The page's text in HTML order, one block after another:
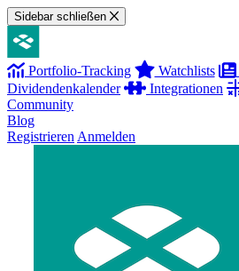
Sidebar schließen
Portfolio-Tracking Watchlists
Dividendenkalender
Integrationen
Community
Blog
Registrieren Anmelden